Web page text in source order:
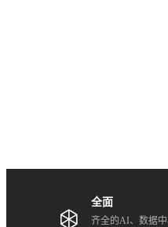
全面
齐全的AI、数据